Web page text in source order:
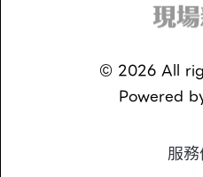
© 2026All
Powered
服